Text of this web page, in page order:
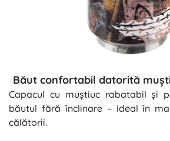
Băut confortabil datorită
Capacul cu muștiuc rabatabil și
băutul fără înclinare – ideal în
călătorii.